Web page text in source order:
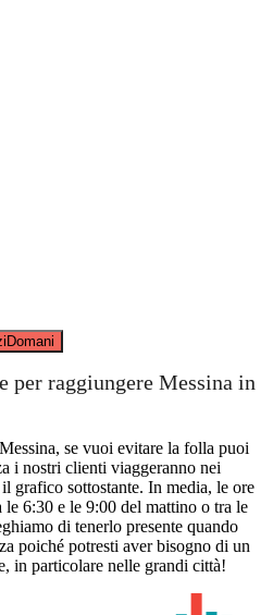
Domani
raggiungere Messina in
se vuoi evitare la folla puoi
i nostri clienti viaggeranno nei
grafico sottostante. In media, le ore
6:30 e le 9:00 del mattino o tra le
di tenerlo presente quando
poiché potresti aver bisogno di un
in particolare nelle grandi città!